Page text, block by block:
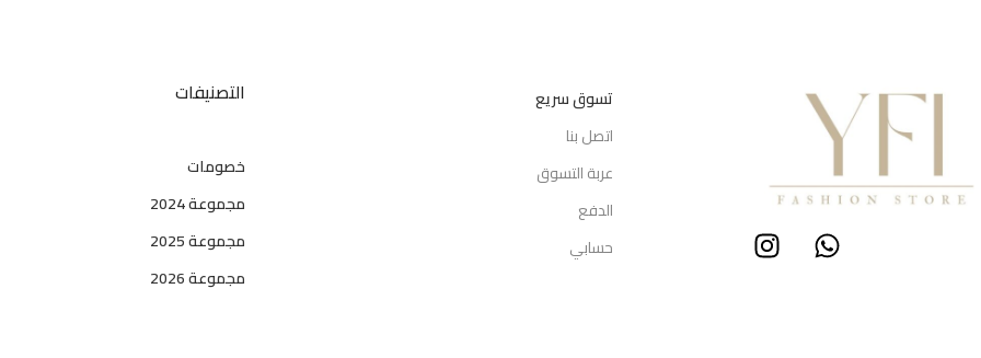
تسوق سريع
اتصل بنا
عربة التسوق
الدفع
حسابي
التصنيفات
خصومات
مجموعة 2024
مجموعة 2025
مجموعة 2026